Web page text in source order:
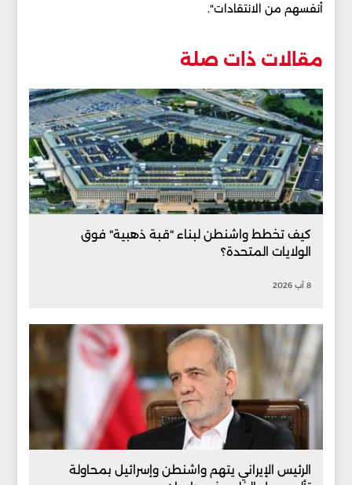
أنفسهم من الانتقادات".
مقالات ذات صلة
كيف تخطط واشنطن لبناء "قبة ذهبية" فوق
الولايات المتحدة؟
8 آب 2026
الرئيس الإيراني يتهم واشنطن وإسرائيل بمحاولة